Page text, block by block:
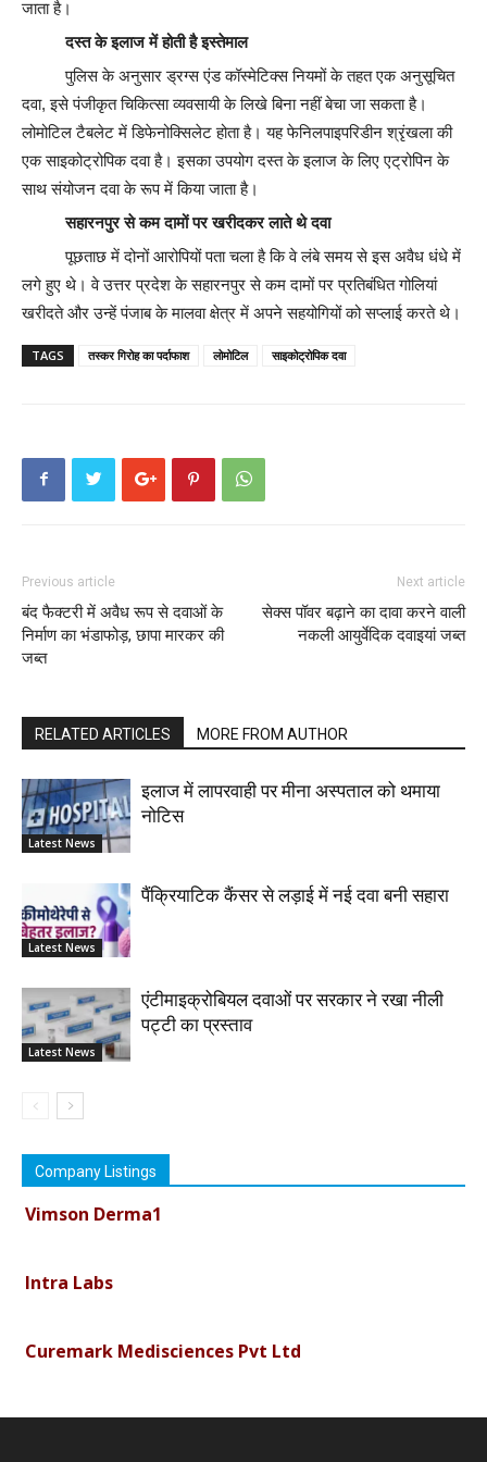
जाता है।
दस्त के इलाज में होती है इस्तेमाल
पुलिस के अनुसार ड्रग्स एंड कॉस्मेटिक्स नियमों के तहत एक अनुसूचित
दवा, इसे पंजीकृत चिकित्सा व्यवसायी के लिखे बिना नहीं बेचा जा सकता है।
लोमोटिल टैबलेट में डिफेनोक्सिलेट होता है। यह फेनिलपाइपरिडीन श्रृंखला की
एक साइकोट्रोपिक दवा है। इसका उपयोग दस्त के इलाज के लिए एट्रोपिन के
साथ संयोजन दवा के रूप में किया जाता है।
सहारनपुर से कम दामों पर खरीदकर लाते थे दवा
पूछताछ में दोनों आरोपियों पता चला है कि वे लंबे समय से इस अवैध धंधे में
लगे हुए थे। वे उत्तर प्रदेश के सहारनपुर से कम दामों पर प्रतिबंधित गोलियां
खरीदते और उन्हें पंजाब के मालवा क्षेत्र में अपने सहयोगियों को सप्लाई करते थे।
TAGS तस्कर गिरोह का पर्दाफाश लोमोटिल साइकोट्रोपिक दवा
Previous article
बंद फैक्टरी में अवैध रूप से दवाओं के
निर्माण का भंडाफोड़, छापा मारकर की
जब्त
Next article
सेक्स पॉवर बढ़ाने का दावा करने वाली
नकली आयुर्वेदिक दवाइयां जब्त
RELATED ARTICLES MORE FROM AUTHOR
Latest News
इलाज में लापरवाही पर मीना अस्पताल को थमाया
नोटिस
Latest News
पैंक्रियाटिक कैंसर से लड़ाई में नई दवा बनी सहारा
Latest News
एंटीमाइक्रोबियल दवाओं पर सरकार ने रखा नीली
पट्टी का प्रस्ताव
Company Listings
Vimson Derma1
Intra Labs
Curemark Medisciences Pvt Ltd